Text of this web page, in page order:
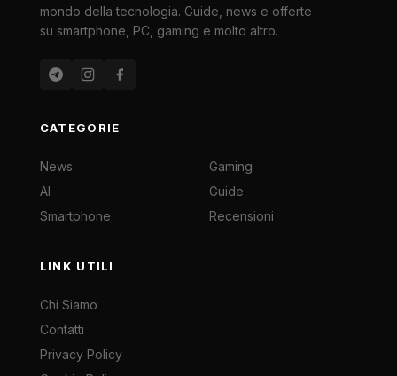
mondo della tecnologia. Guide, news e offerte
su smartphone, PC, gaming e molto altro.
CATEGORIE
News
AI
Smartphone
Gaming
Guide
Recensioni
LINK UTILI
Chi Siamo
Contatti
Privacy Policy